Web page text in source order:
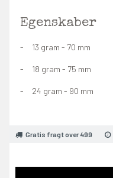
Egenskaber
13 gram - 70 mm
18 gram - 75 mm
24 gram - 90 mm
Gratis fragt over 499